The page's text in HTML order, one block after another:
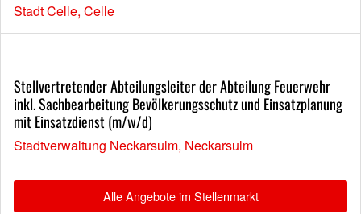
Stadt Celle, Celle
Stellvertretender Abteilungsleiter der Abteilung Feuerwehr
inkl. Sachbearbeitung Bevölkerungsschutz und Einsatzplanung
mit Einsatzdienst (m/w/d)
Stadtverwaltung Neckarsulm, Neckarsulm
Alle Angebote im Stellenmarkt